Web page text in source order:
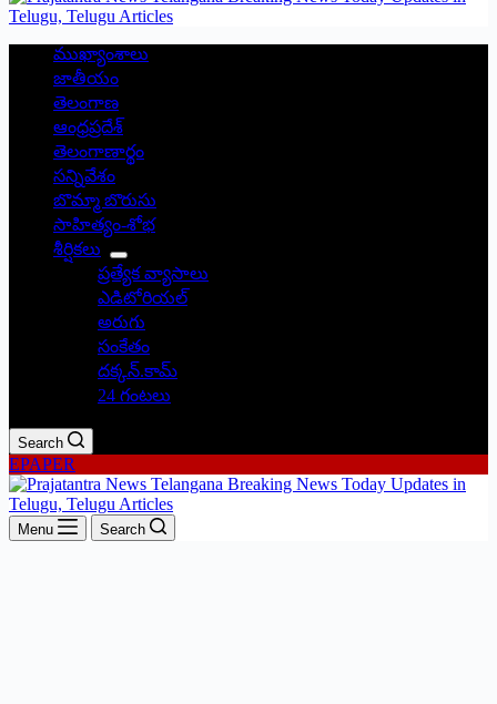
ముఖ్యాంశాలు
జాతీయం
తెలంగాణ
ఆంధ్రప్రదేశ్
తెలంగాణార్థం
సన్నివేశం
బొమ్మా బొరుసు
సాహిత్యం-శోభ
శీర్షికలు
ప్రత్యేక వ్యాసాలు
ఎడిటోరియల్
అరుగు
సంకేతం
దక్కన్.కామ్
24 గంటలు
Search
EPAPER
Menu Search